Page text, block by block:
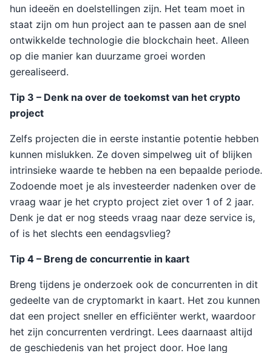
hun ideeën en doelstellingen zijn. Het team moet in
staat zijn om hun project aan te passen aan de snel
ontwikkelde technologie die blockchain heet. Alleen
op die manier kan duurzame groei worden
gerealiseerd.
Tip 3 – Denk na over de toekomst van het crypto
project
Zelfs projecten die in eerste instantie potentie hebben
kunnen mislukken. Ze doven simpelweg uit of blijken
intrinsieke waarde te hebben na een bepaalde periode.
Zodoende moet je als investeerder nadenken over de
vraag waar je het crypto project ziet over 1 of 2 jaar.
Denk je dat er nog steeds vraag naar deze service is,
of is het slechts een eendagsvlieg?
Tip 4 – Breng de concurrentie in kaart
Breng tijdens je onderzoek ook de concurrenten in dit
gedeelte van de cryptomarkt in kaart. Het zou kunnen
dat een project sneller en efficiënter werkt, waardoor
het zijn concurrenten verdringt. Lees daarnaast altijd
de geschiedenis van het project door. Hoe lang